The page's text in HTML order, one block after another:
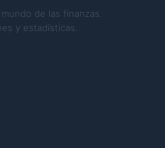
de las finanzas.
y estadísticas.